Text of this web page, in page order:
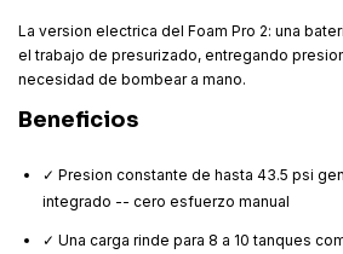
La version electrica del Foam Pro 2: una
el trabajo de presurizado, entregando
necesidad de bombear a mano.
Beneficios
✓ Presion constante de hasta 43.5 psi
integrado -- cero esfuerzo manual
✓ Una carga rinde para 8 a 10 tanques